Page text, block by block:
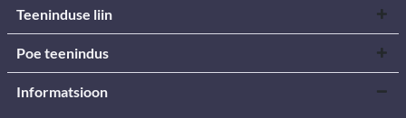
Teeninduse liin
Poe teenindus
Informatsioon